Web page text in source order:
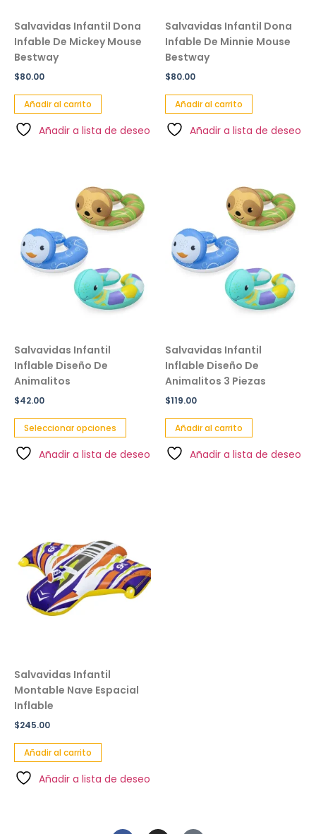
Salvavidas Infantil Dona
Infable De Mickey Mouse
Bestway
$80.00
Añadir al carrito
Añadir a lista de deseo
Salvavidas Infantil Dona
Infable De Minnie Mouse
Bestway
$80.00
Añadir al carrito
Añadir a lista de deseo
Salvavidas Infantil
Inflable Diseño De
Animalitos
$42.00
Seleccionar opciones
Añadir a lista de deseo
Salvavidas Infantil
Inflable Diseño De
Animalitos 3 Piezas
$119.00
Añadir al carrito
Añadir a lista de deseo
Salvavidas Infantil
Montable Nave Espacial
Inflable
$245.00
Añadir al carrito
Añadir a lista de deseo